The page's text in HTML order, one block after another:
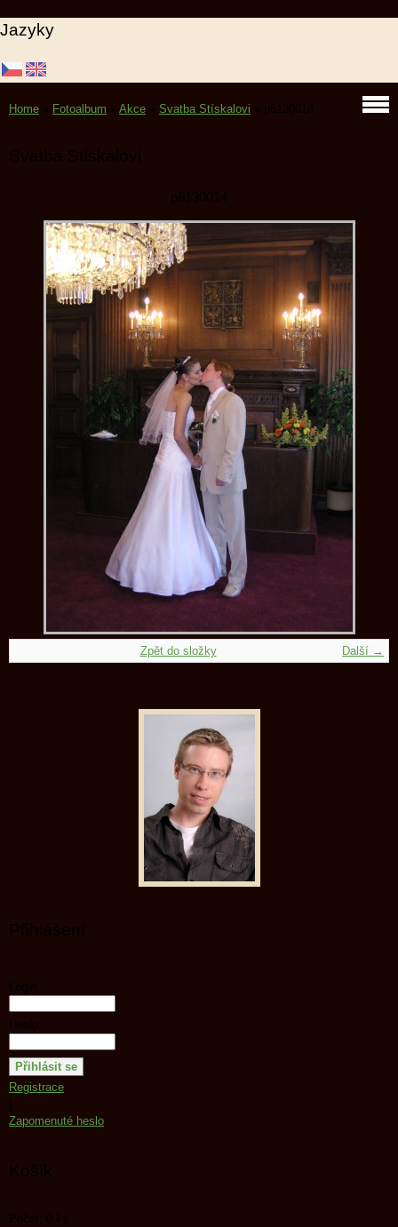
Jazyky
Home Fotoalbum Akce Svatba Stískalovi p6130014
Svatba Stískalovi
p6130014
Další →
Zpět do složky
Přihlášení
Login:
Heslo:
Registrace
Zapomenuté heslo
Košík
Počet: 0 ks